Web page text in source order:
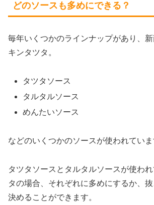
どのソースも多めにできる？
毎年いくつかのラインナップがあり、
キンタツタ。
タツタソース
タルタルソース
めんたいソース
などのいくつかのソースが使われていま
タツタソースとタルタルソースが使わ
タの場合、それぞれに多めにするか、
決めることができます。